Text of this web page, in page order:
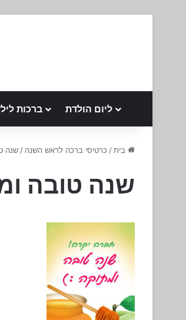
ליום הולדת ברכות
בית/ כרטיסי ברכה לראש השנה / שנה
שנה טובה